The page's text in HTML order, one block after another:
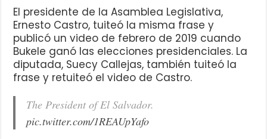
El presidente de la Asamblea Legislativa,
Ernesto Castro, tuiteó la misma frase y
publicó un video de febrero de 2019 cuando
Bukele ganó las elecciones presidenciales. La
diputada, Suecy Callejas, también tuiteó la
frase y retuiteó el video de Castro.
The President of El Salvador.
pic.twitter.com/1REAUpYafo